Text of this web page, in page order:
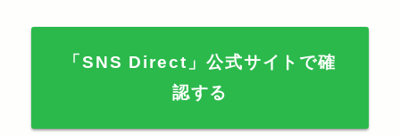
「SNS Direct」公式サイトで確
認する